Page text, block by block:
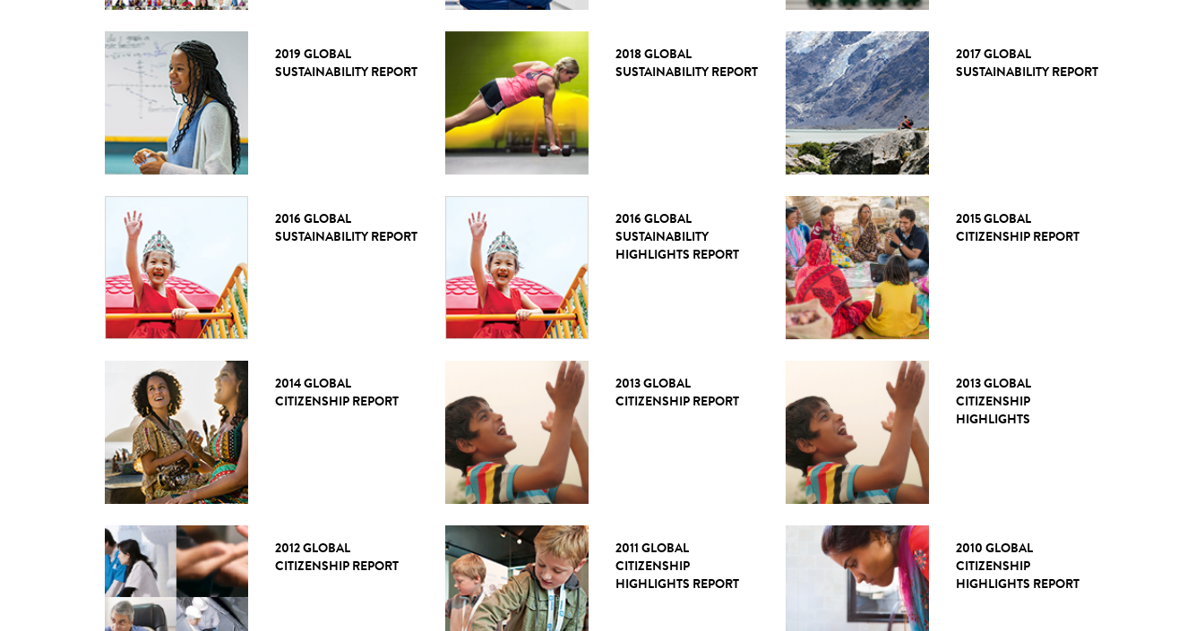
2019 GLOBAL
SUSTAINABILITY REPORT
2018 GLOBAL
SUSTAINABILITY REPORT
2017 GLOBAL
SUSTAINABILITY REPORT
2016 GLOBAL
SUSTAINABILITY REPORT
2016 GLOBAL
SUSTAINABILITY
HIGHLIGHTS REPORT
2015 GLOBAL
CITIZENSHIP REPORT
2014 GLOBAL
CITIZENSHIP REPORT
2013 GLOBAL
CITIZENSHIP REPORT
2013 GLOBAL
CITIZENSHIP
HIGHLIGHTS
2012 GLOBAL
CITIZENSHIP REPORT
2011 GLOBAL
CITIZENSHIP
HIGHLIGHTS REPORT
2010 GLOBAL
CITIZENSHIP
HIGHLIGHTS REPORT